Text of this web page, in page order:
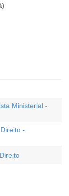
Ministerial -
-